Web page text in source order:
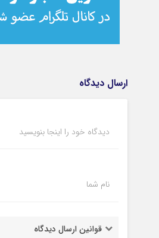
ارسال دیدگاه
دیدگاه خود را اینجا بنویسید
نام شما
قوانین ارسال دیدگاه